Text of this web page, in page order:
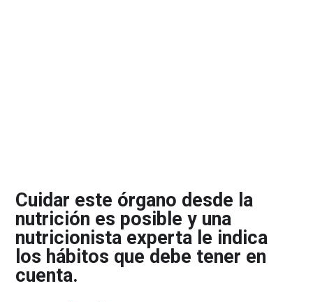
Cuidar este órgano desde la
nutrición es posible y una
nutricionista experta le indica
los hábitos que debe tener en
cuenta.